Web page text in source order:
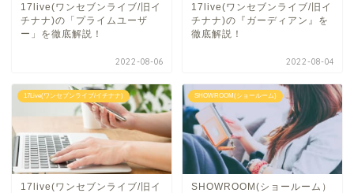
17live(ワンセブンライブ/旧イ
チナナ)の「プライムユーザ
ー」を徹底解説！
2022-08-06
17live(ワンセブンライブ/旧イ
チナナ)の『ガーディアン』を
徹底解説！
2022-08-04
17Live(ワンセブンライブ/イチナナ)
17live(ワンセブンライブ/旧イ
SHOWROOM(ショールーム)
SHOWROOM(ショールーム）